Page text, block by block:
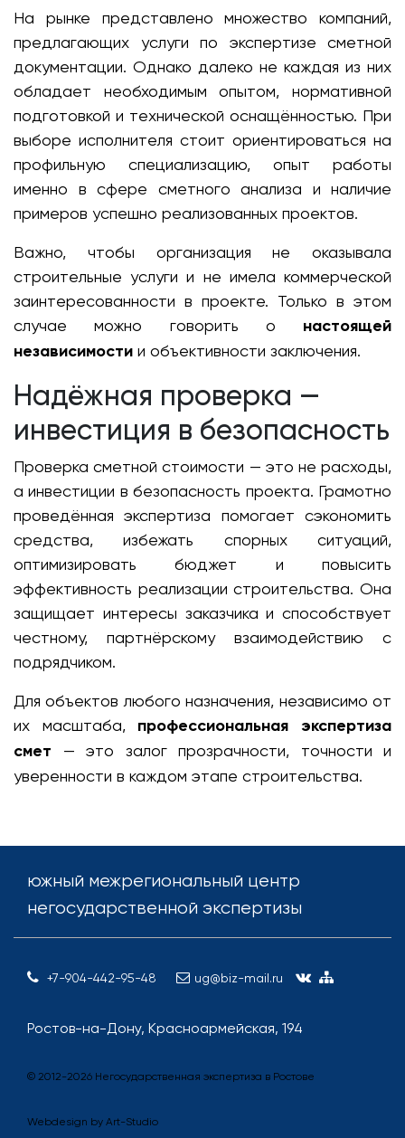
На рынке представлено множество компаний,
предлагающих услуги по экспертизе сметной
документации. Однако далеко не каждая из них
обладает необходимым опытом, нормативной
подготовкой и технической оснащённостью. При
выборе исполнителя стоит ориентироваться на
профильную специализацию, опыт работы
именно в сфере сметного анализа и наличие
примеров успешно реализованных проектов.
Важно, чтобы организация не оказывала
строительные услуги и не имела коммерческой
заинтересованности в проекте. Только в этом
случае можно говорить о настоящей
независимости и объективности заключения.
Надёжная проверка —
инвестиция в безопасность
Проверка сметной стоимости — это не расходы,
а инвестиции в безопасность проекта. Грамотно
проведённая экспертиза помогает сэкономить
средства, избежать спорных ситуаций,
оптимизировать бюджет и повысить
эффективность реализации строительства. Она
защищает интересы заказчика и способствует
честному, партнёрскому взаимодействию с
подрядчиком.
Для объектов любого назначения, независимо от
их масштаба, профессиональная экспертиза
смет — это залог прозрачности, точности и
уверенности в каждом этапе строительства.
южный межрегиональный центр
негосударственной экспертизы
+7-904-442-95-48 ug@biz-mail.ru
Ростов-на-Дону, Красноармейская, 194
© 2012-2026 Негосударственная экспертиза в Ростове
Webdesign by Art-Studio